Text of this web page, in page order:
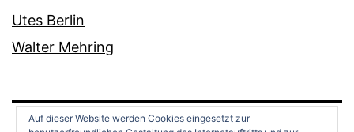
Utes Berlin
Walter Mehring
Auf dieser Website werden Cookies eingesetzt zur